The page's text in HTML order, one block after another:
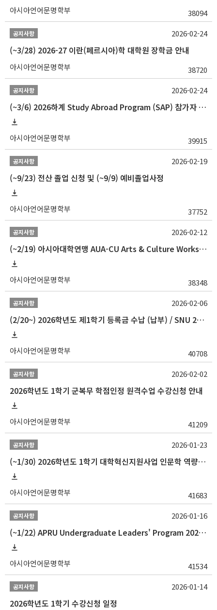
아시아언어문명학부 38094
공지사항
(~3/28) 2026-27 이란(페르시아)학 대학원 장학금 안내
아시아언어문명학부 38720
2026-02-24
공지사항
(~3/6) 2026하계 Study Abroad Program (SAP) 참가자 모집 안내
아시아언어문명학부 39915
2026-02-24
공지사항
(~9/23) 전산 졸업 신청 및 (~9/9) 예비졸업사정
아시아언어문명학부 37752
2026-02-19
공지사항
(~2/19) 아시아대학연맹 AUA-CU Arts & Culture Workshop Camp 2026 참가자 선발 안내
아시아언어문명학부 38348
2026-02-12
공지사항
(2/20~) 2026학년도 제1학기 등록금 수납 (납부) / SNU 26-1 Tuition fee payment notice
아시아언어문명학부 40708
2026-02-06
공지사항
2026학년도 1학기 군복무 학점인정 원격수업 수강신청 안내
아시아언어문명학부 41209
2026-02-02
공지사항
(~1/30) 2026학년도 1학기 대학혁신지원사업 인문학 역량강화 학업지원금 지원 선발 안내(학·석·박사)
아시아언어문명학부 41683
2026-01-23
공지사항
(~1/22) APRU Undergraduate Leaders' Program 2026 프로그램 참가자 모집
아시아언어문명학부 41534
2026-01-16
공지사항
2026학년도 1학기 수강신청 일정
2026-01-14